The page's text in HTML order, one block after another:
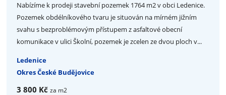
Nabízíme k prodeji stavební pozemek 1764 m2 v obci Ledenice.
Pozemek obdélníkového tvaru je situován na mírném jižním
svahu s bezproblémovým přístupem z asfaltové obecní
komunikace v ulici Školní, pozemek je zcelen ze dvou ploch v...
Ledenice
Okres České Budějovice
3 800 Kč za m2